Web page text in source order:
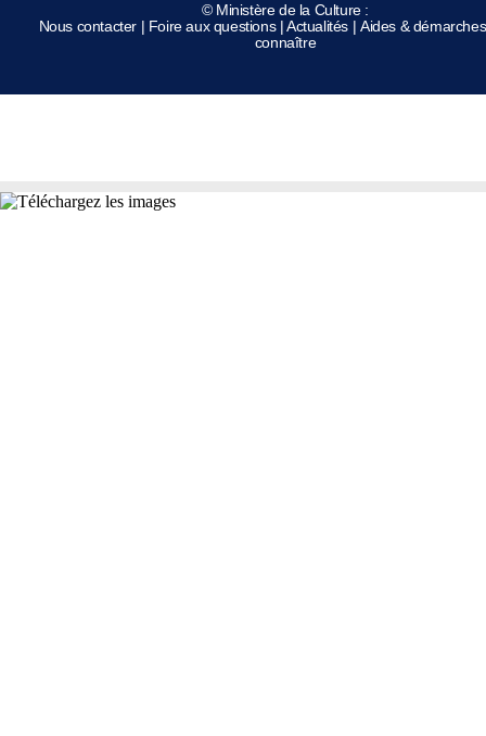
© Ministère de la Culture :
Nous contacter | Foire aux questions|Actualités | Aides & démarches
connaître